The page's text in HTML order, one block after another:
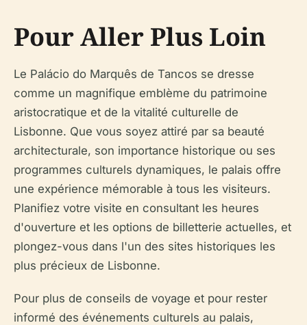
Pour Aller Plus Loin
Le Palácio do Marquês de Tancos se dresse
comme un magnifique emblème du patrimoine
aristocratique et de la vitalité culturelle de
Lisbonne. Que vous soyez attiré par sa beauté
architecturale, son importance historique ou ses
programmes culturels dynamiques, le palais offre
une expérience mémorable à tous les visiteurs.
Planifiez votre visite en consultant les heures
d'ouverture et les options de billetterie actuelles, et
plongez-vous dans l'un des sites historiques les
plus précieux de Lisbonne.
Pour plus de conseils de voyage et pour rester
informé des événements culturels au palais,